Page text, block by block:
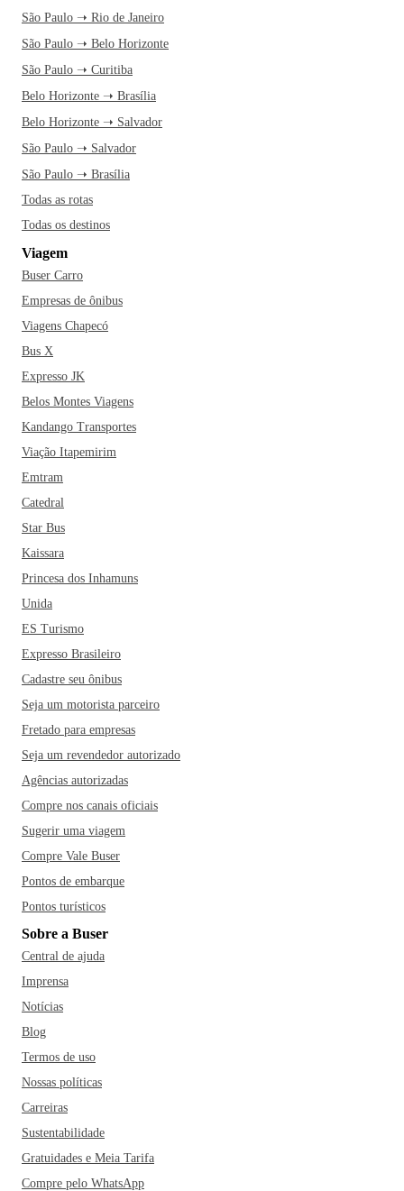
São Paulo ➝ Rio de Janeiro
São Paulo ➝ Belo Horizonte
São Paulo ➝ Curitiba
Belo Horizonte ➝ Brasília
Belo Horizonte ➝ Salvador
São Paulo ➝ Salvador
São Paulo ➝ Brasília
Todas as rotas
Todas os destinos
Viagem
Buser Carro
Empresas de ônibus
Viagens Chapecó
Bus X
Expresso JK
Belos Montes Viagens
Kandango Transportes
Viação Itapemirim
Emtram
Catedral
Star Bus
Kaissara
Princesa dos Inhamuns
Unida
ES Turismo
Expresso Brasileiro
Cadastre seu ônibus
Seja um motorista parceiro
Fretado para empresas
Seja um revendedor autorizado
Agências autorizadas
Compre nos canais oficiais
Sugerir uma viagem
Compre Vale Buser
Pontos de embarque
Pontos turísticos
Sobre a Buser
Central de ajuda
Imprensa
Notícias
Blog
Termos de uso
Nossas políticas
Carreiras
Sustentabilidade
Gratuidades e Meia Tarifa
Compre pelo WhatsApp